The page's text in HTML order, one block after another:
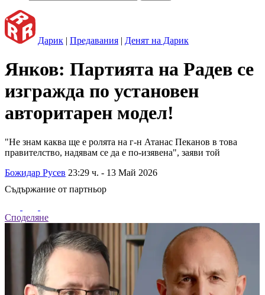
Дарик | Предавания | Денят на Дарик
Янков: Партията на Радев се
изгражда по установен
авторитарен модел!
"Не знам каква ще е ролята на г-н Атанас Пеканов в това
правителство, надявам се да е по-изявена", заяви той
Божидар Русев 23:29 ч. - 13 Май 2026
Съдържание от партньор
Споделяне